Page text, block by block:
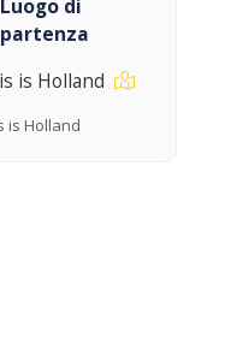
Luogo di
partenza
is Holland
is Holland